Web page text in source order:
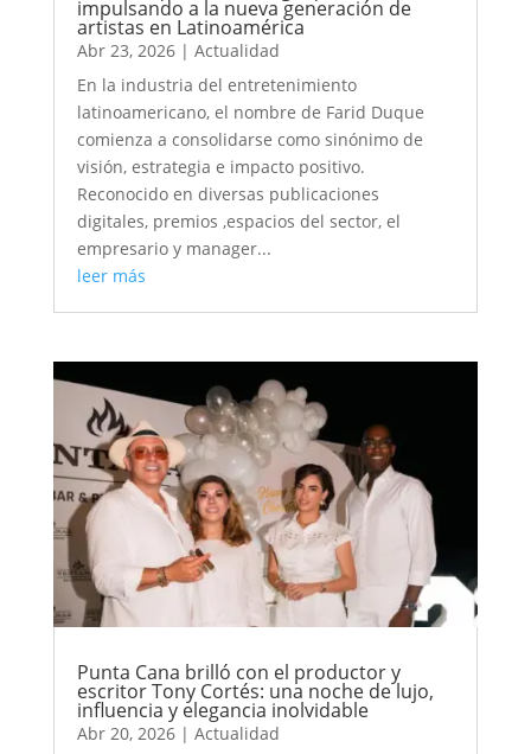
impulsando a la nueva generación de
artistas en Latinoamérica
Abr 23, 2026| Actualidad
En la industria del entretenimiento
latinoamericano, el nombre de Farid Duque
comienza a consolidarse como sinónimo de
visión, estrategia e impacto positivo.
Reconocido en diversas publicaciones
digitales, premios ,espacios del sector, el
empresario y manager...
leer más
Punta Cana brilló con el productor y
escritor Tony Cortés: una noche de lujo,
influencia y elegancia inolvidable
Abr 20, 2026| Actualidad